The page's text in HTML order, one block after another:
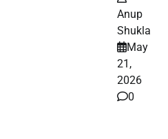
Anup
Shukla
May
21,
2026
0